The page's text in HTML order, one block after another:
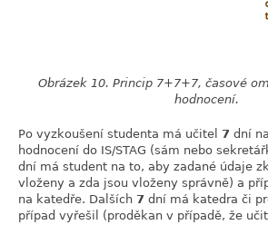
Obrázek 10. Princip 7+7+7, časové
hodnocení.
Po vyzkoušení studenta má učitel 7 dní
hodnocení do IS/STAG (sám nebo
dní má student na to, aby zadané údaje
vloženy a zda jsou vloženy správně) a
na katedře. Dalších 7 dní má katedra či
případ vyřešil (proděkan v případě, že